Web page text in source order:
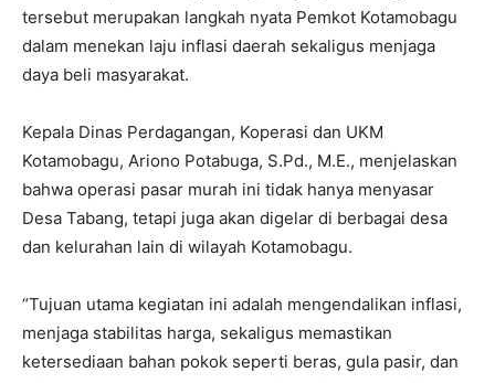
tersebut merupakan langkah nyata Pemkot Kotamobagu
dalam menekan laju inflasi daerah sekaligus menjaga
daya beli masyarakat.
Kepala Dinas Perdagangan, Koperasi dan UKM
Kotamobagu, Ariono Potabuga, S.Pd., M.E., menjelaskan
bahwa operasi pasar murah ini tidak hanya menyasar
Desa Tabang, tetapi juga akan digelar di berbagai desa
dan kelurahan lain di wilayah Kotamobagu.
“Tujuan utama kegiatan ini adalah mengendalikan inflasi,
menjaga stabilitas harga, sekaligus memastikan
ketersediaan bahan pokok seperti beras, gula pasir, dan